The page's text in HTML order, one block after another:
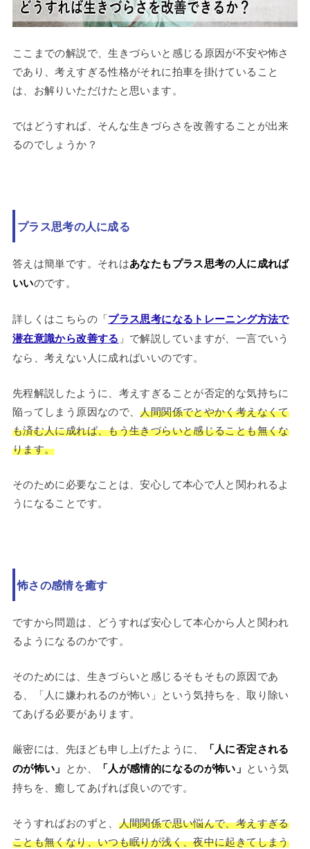
ここまでの解説で、生きづらいと感じる原因が不安や怖さ
であり、考えすぎる性格がそれに拍車を掛けていること
は、お解りいただけたと思います。
ではどうすれば、そんな生きづらさを改善することが出来
るのでしょうか？
プラス思考の人に成る
答えは簡単です。それはあなたもプラス思考の人に成れば
いいのです。
詳しくはこちらの「プラス思考になるトレーニング方法で
潜在意識から改善する 」で解説していますが、一言でいう
なら、考えない人に成ればいいのです。
先程解説したように、考えすぎることが否定的な気持ちに
陥ってしまう原因なので、 人間関係でとやかく考えなくて
も済む人に成れば、もう生きづらいと感じることも無くな
ります。
そのために必要なことは、安心して本心で人と関われるよ
うになることです。
怖さの感情を癒す
ですから問題は、どうすれば安心して本心から人と関われ
るようになるのかです。
そのためには、生きづらいと感じるそもそもの原因であ
る、「人に嫌われるのが怖い」という気持ちを、取り除い
てあげる必要があります。
厳密には、先ほども申し上げたように、
「人に否定される
のが怖い」 とか、 「人が感情的になるのが怖い」 という気
持ちを、癒してあげれば良いのです。
そうすればおのずと、 人間関係で思い悩んで、考えすぎる
ことも無くなり、いつも眠りが浅く、夜中に起きてしまう